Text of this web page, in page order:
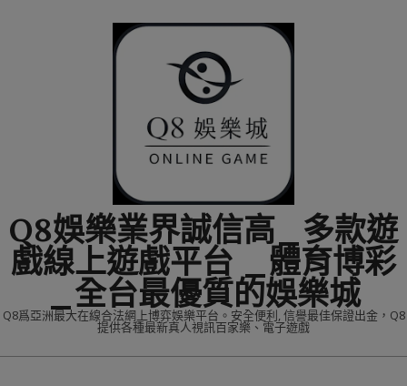
Q8娛樂業界誠信高_多款遊
戲線上遊戲平台 _體育博彩
_全台最優質的娛樂城
Q8爲亞洲最大在線合法網上博弈娛樂平台。安全便利, 信譽最佳保證出金，Q8
提供各種最新真人視訊百家樂、電子遊戲